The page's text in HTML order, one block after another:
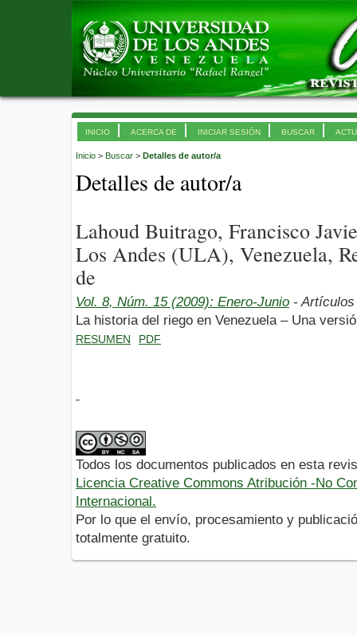
INICIO ACERCA DE INICIAR SESIÓN BUSCAR
Inicio > Buscar > Detalles de autor/a
Detalles de autor/a
Lahoud Buitrago, Francisco
Los Andes (ULA), Venezuela,
de
Vol. 8, Núm. 15 (2009): Enero-Junio - Artículos
La historia del riego en Venezuela – Una
RESUMEN PDF
Todos los documentos publicados en esta
Licencia Creative Commons Atribución -No
Internacional.
Por lo que el envío, procesamiento y
totalmente gratuito.